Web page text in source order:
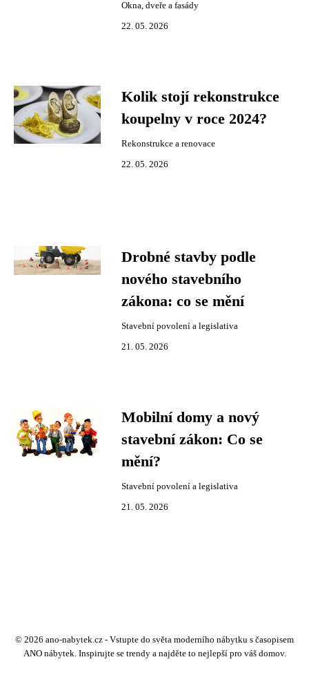
Okna, dveře a fasády
22. 05. 2026
Kolik stojí rekonstrukce
koupelny v roce 2024?
Rekonstrukce a renovace
22. 05. 2026
Drobné stavby podle
nového stavebního
zákona: co se mění
Stavební povolení a legislativa
21. 05. 2026
Mobilní domy a nový
stavební zákon: Co se
mění?
Stavební povolení a legislativa
21. 05. 2026
© 2026 ano-nabytek.cz - Vstupte do světa moderního nábytku s časopisem
ANO nábytek. Inspirujte se trendy a najděte to nejlepší pro váš domov.